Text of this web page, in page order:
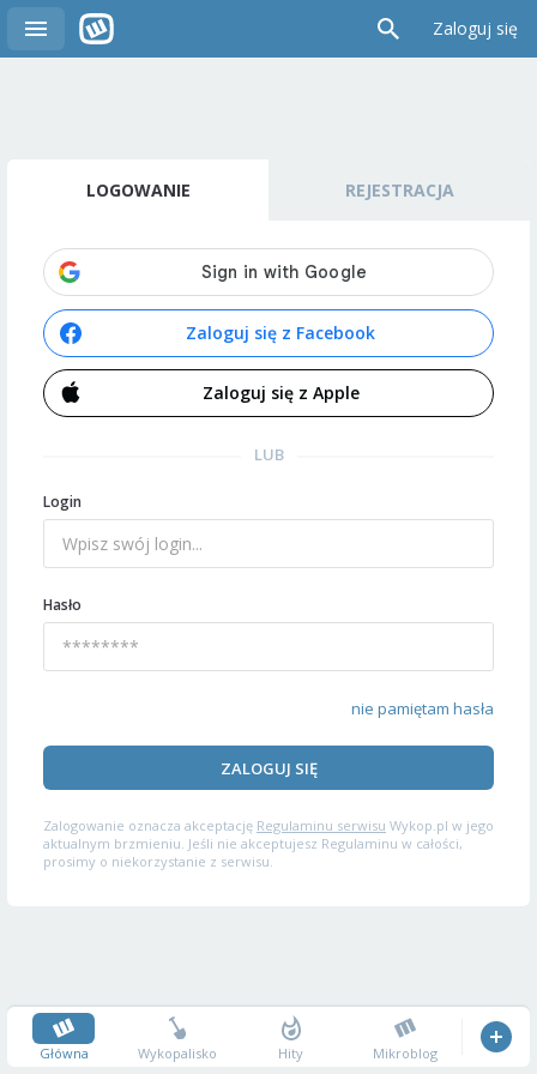
Zaloguj się
LOGOWANIE REJESTRACJA
Zaloguj się z Facebook
Zaloguj się z Apple
LUB
Login
Hasło
nie pamiętam hasła
ZALOGUJ SIĘ
Zalogowanie oznacza akceptację Regulaminu serwisu Wykop.pl w jego
aktualnym brzmieniu. Jeśli nie akceptujesz Regulaminu w całości,
prosimy o niekorzystanie z serwisu.
Główna Wykopalisko Hity Mikroblog